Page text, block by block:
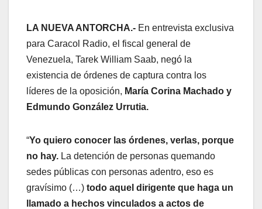
LA NUEVA ANTORCHA.- En entrevista exclusiva
para Caracol Radio, el fiscal general de
Venezuela, Tarek William Saab, negó la
existencia de órdenes de captura contra los
líderes de la oposición, María Corina Machado y
Edmundo González Urrutia.
“Yo quiero conocer las órdenes, verlas, porque
no hay. La detención de personas quemando
sedes públicas con personas adentro, eso es
gravísimo (…) todo aquel dirigente que haga un
llamado a hechos vinculados a actos de